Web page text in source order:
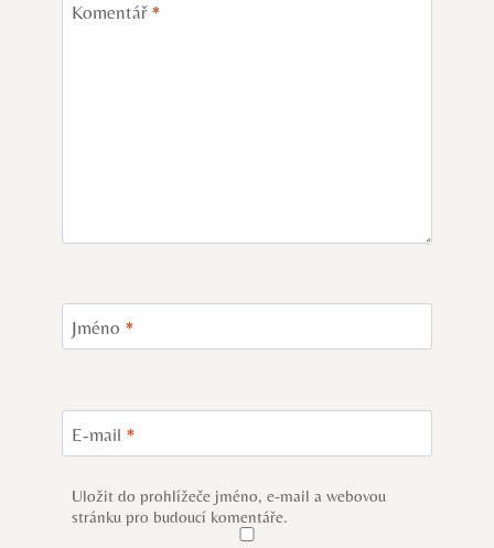
Komentář *
Jméno *
E-mail *
Uložit do prohlížeče jméno, e-mail a webovou
stránku pro budoucí komentáře.